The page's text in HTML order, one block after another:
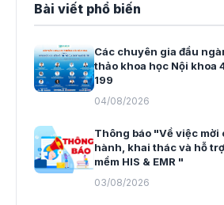
Bài viết phổ biến
Các chuyên gia đầu
thảo khoa học Nội khoa
199
04/08/2026
Thông báo "Về việc mời
hành, khai thác và hỗ
mềm HIS & EMR "
03/08/2026